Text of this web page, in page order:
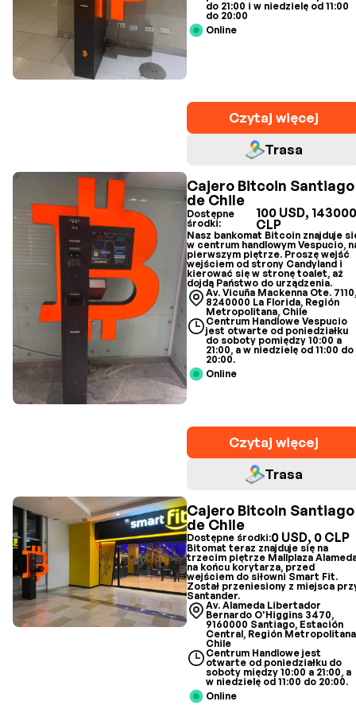
do 21:00 i w niedzielę od 11:00
do 20:00
Online
Czytaj więcej
Trasa
Cajero Bitcoin Santiago
de Chile
Dostępne
środki:
100 USD, 143000
CLP
Nasz bankomat Bitcoin znajduje
w centrum handlowym Vespucio,
pierwszym piętrze. Proszę wejść
wejściem od strony Candyland i
kierować się w stronę toalet, aż
dojdą Państwo do urządzenia.
Av. Vicuña Mackenna Ote. 7110,
8240000 La Florida, Región
Metropolitana, Chile
Centrum Handlowe Vespucio
jest otwarte od poniedziałku
do soboty pomiędzy 10:00 a
21:00, a w niedzielę od 11:00 do
20:00.
Online
Czytaj więcej
Trasa
Cajero Bitcoin Santiago
de Chile
Dostępne środki:0 USD, 0 CLP
Bitomat teraz znajduje się na
trzecim piętrze Mallplaza
na końcu korytarza, przed
wejściem do siłowni Smart Fit.
Został przeniesiony z miejsca
Santander.
Av. Alameda Libertador
Bernardo O'Higgins 3470,
9160000 Santiago, Estación
Central, Región
Chile
Centrum Handlowe jest
otwarte od poniedziałku do
soboty między 10:00 a 21:00, a
w niedzielę od 11:00 do 20:00.
Online